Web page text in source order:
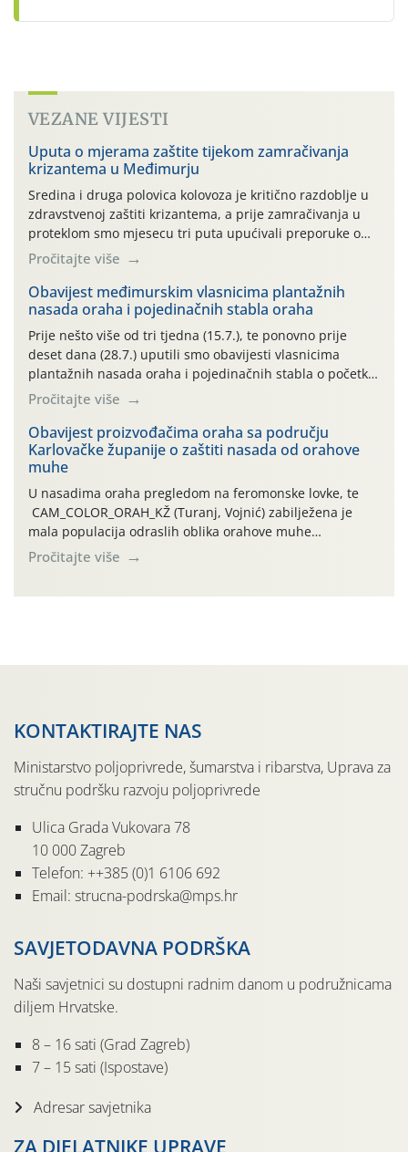
VEZANE VIJESTI
Uputa o mjerama zaštite tijekom zamračivanja
krizantema u Međimurju
Sredina i druga polovica kolovoza je kritično razdoblje u
zdravstvenoj zaštiti krizantema, a prije zamračivanja u
proteklom smo mjesecu tri puta upućivali preporuke o
preventivnim mjerama zaštite krizantema od najčešćih
uzročnika bolesti, štetnika i fito-fagnih grinja (23.7., 14.7.,
06.7.)! Na početku ovog mjeseca je zabilježeno je
povijesno i ekstremno vruće meteorološko razdoblje, uz
najviše temperature […]
Pročitajte više
Obavijest međimurskim vlasnicima plantažnih
nasada oraha i pojedinačnih stabla oraha
Prije nešto više od tri tjedna (15.7.), te ponovno prije
deset dana (28.7.) uputili smo obavijesti vlasnicima
plantažnih nasada oraha i pojedinačnih stabla o početku
leta i ovogodišnjoj potrebi usmjerenog suzbijanja
orahove muhe (Rhagoletis completa)! Već dvanaest dana
traje drugi ovogodišnji “toplinski udar”, koji naročito
izražen zadnja šest dana (31.7.-05.8.), jer najviše
temperature zraka svakodnevno […]
Pročitajte više
Obavijest proizvođačima oraha sa području
Karlovačke županije o zaštiti nasada od orahove
muhe
U nasadima oraha pregledom na feromonske lovke, te
CAM_COLOR_ORAH_KŽ (Turanj, Vojnić) zabilježena je
mala populacija odraslih oblika orahove muhe
(Rhagoletis completa). Niska brojnost može se objasniti
činjenicom da je riječ o mladim nasadima s vrlo malim
Pročitajte više
KONTAKTIRAJTE NAS
Ministarstvo poljoprivrede, šumarstva i ribarstva, Uprava za
stručnu podršku razvoju poljoprivrede
Ulica Grada Vukovara 78
10 000 Zagreb
Telefon: ++385 (0)1 6106 692
Email: strucna-podrska@mps.hr
SAVJETODAVNA PODRŠKA
Naši savjetnici su dostupni radnim danom u podružnicama
diljem Hrvatske.
8 – 16 sati (Grad Zagreb)
7 – 15 sati (Ispostave)
Adresar savjetnika
ZA DJELATNIKE UPRAVE